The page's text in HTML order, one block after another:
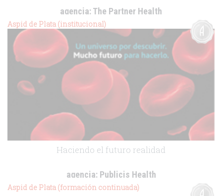
agencia:The Partner Health
cliente:Bayer Healthcare
Aspid de Plata (institucional)
Haciendo el futuro realidad
agencia:Publicis Health
cliente:Roche
Aspid de Plata (formación continuada)